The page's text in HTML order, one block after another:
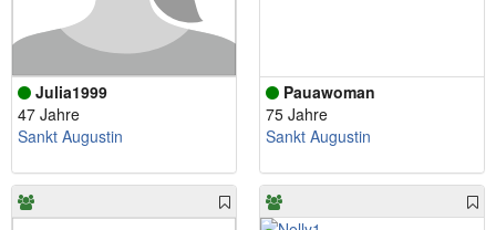
Julia1999
47 Jahre
Sankt Augustin
Pauawoman
75 Jahre
Sankt Augustin